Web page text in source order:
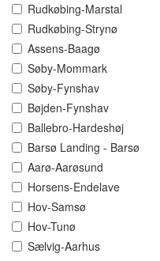
Rudkøbing-Marstal
Rudkøbing-Strynø
Assens-Baagø
Søby-Mommark
Søby-Fynshav
Bøjden-Fynshav
Ballebro-Hardeshøj
Barsø Landing - Barsø
Aarø-Aarøsund
Horsens-Endelave
Hov-Samsø
Hov-Tunø
Sælvig-Aarhus